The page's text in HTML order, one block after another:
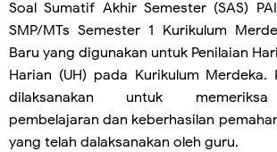
Soal Sumatif Akhir Semester (SAS)
SMP/MTs Semester 1 Kurikulum
Baru yang digunakan untuk Penilaian
Harian (UH) pada Kurikulum
dilaksanakan untuk memeriksa
pembelajaran dan keberhasilan
yang telah dalaksanakan oleh guru.